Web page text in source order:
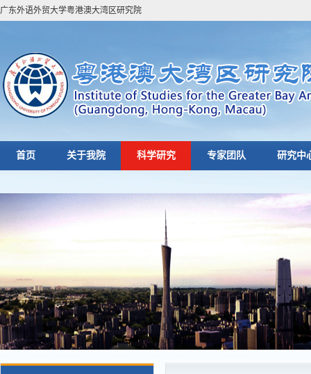
广东外语外贸大学粤港澳大湾区研究院
首页 关于我院 科学研究 专家团队 研究中